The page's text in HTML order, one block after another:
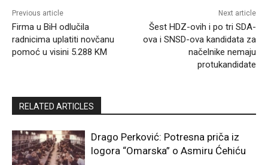
Previous article
Firma u BiH odlučila
radnicima uplatiti novčanu
pomoć u visini 5.288 KM
Next article
Šest HDZ-ovih i po tri SDA-
ova i SNSD-ova kandidata za
načelnike nemaju
protukandidate
RELATED ARTICLES
Drago Perković: Potresna priča iz
logora “Omarska” o Asmiru Ćehiću